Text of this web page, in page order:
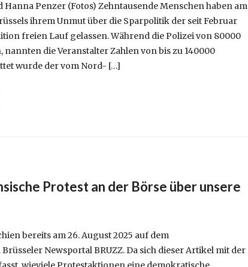
Hanna Penzer (Fotos) Zehntausende Menschen haben am
ihrem Unmut über die Sparpolitik der seit Februar
freien Lauf gelassen. Während die Polizei von 80000
die Veranstalter Zahlen von bis zu 140000
wurde der vom Nord- […]
Protest an der Börse über unsere
bereits am 26. August 2025 auf dem
Newsportal BRUZZ. Da sich dieser Artikel mit der